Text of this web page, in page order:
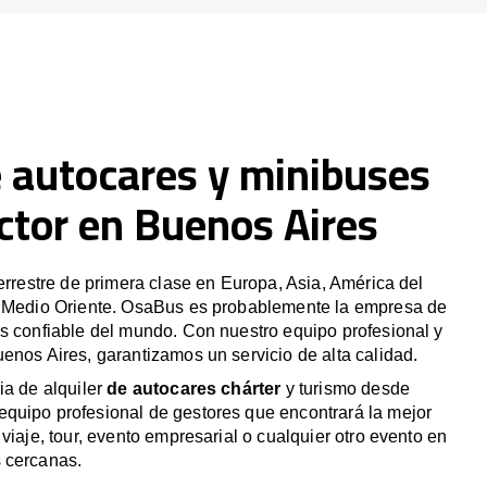
y minibuses
en Buenos Aires
de primera clase en Europa, Asia, América del
Oriente. OsaBus es probablemente la empresa de
confiable del mundo. Con nuestro equipo profesional y
Aires, garantizamos un servicio de alta calidad.
de alquilerde autocares chárter y turismo desde
profesional de gestores que encontrará la mejor
tour, evento empresarial o cualquier otro evento en
cercanas.